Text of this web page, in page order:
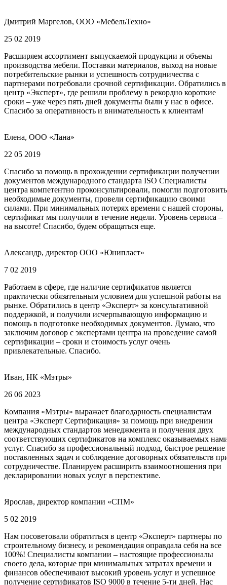
Дмитрий Маргелов, ООО «МебельТехно»
25 02 2019
Расширяем ассортимент выпускаемой продукции и объемы
производства мебели. Поставки материалов, выход на новые
потребительские рынки и успешность сотрудничества с
партнерами потребовали срочной сертификации. Обратились в
центр «Эксперт», где решили проблему в рекордно короткие
сроки – уже через пять дней документы были у нас в офисе.
Спасибо за оперативность и внимательность к клиентам!
Елена, ООО «Лана»
22 05 2019
Спасибо за помощь в прохождении сертификации получении
документов международного стандарта ISO Специалисты
центра компетентно проконсультировали, помогли подготовить
необходимые документы, провели сертификацию своими
силами. При минимальных потерях времени с нашей стороны,
сертификат мы получили в течение недели. Уровень сервиса –
на высоте! Спасибо, будем обращаться еще.
Александр, директор ООО «Юнипласт»
7 02 2019
Работаем в сфере, где наличие сертификатов является
практически обязательным условием для успешной работы на
рынке. Обратились в центр «Эксперт» за консультативной
поддержкой, и получили исчерпывающую информацию и
помощь в подготовке необходимых документов. Думаю, что
заключим договор с экспертами центра на проведение самой
сертификации – сроки и стоимость услуг очень
привлекательные. Спасибо.
Иван, НК «Мэтры»
26 06 2023
Компания «Мэтры» выражает благодарность специалистам
центра «Эксперт Сертификация» за помощь при внедрении
международных стандартов менеджмента и получения двух
соответствующих сертификатов на комплекс оказываемых
услуг. Спасибо за профессиональный подход, быстрое решение
поставленных задач и соблюдение договорных обязательств
сотрудничестве. Планируем расширить взаимоотношения при
декларировании новых услуг в перспективе.
Ярослав, директор компании «СПМ»
5 02 2019
Нам посоветовали обратиться в центр «Эксперт» партнеры по
строительному бизнесу, и рекомендация оправдала себя на все
100%! Специалисты компании – настоящие профессионалы
своего дела, которые при минимальных затратах времени и
финансов обеспечивают высокий уровень услуг и успешное
получение сертификатов ISO 9000 в течение 5-ти дней. Нас